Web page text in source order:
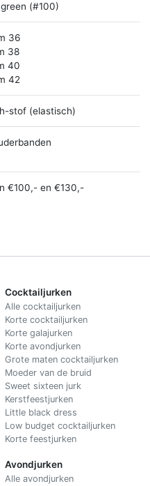
(#100)
36
38
40
42
stof (elastisch)
€100,- en €130,-
Cocktailjurken
Alle cocktailjurken
Korte cocktailjurken
Korte galajurken
Korte avondjurken
Grote maten cocktailjurken
Moeder van de bruid
Sweet sixteen jurk
Kerstfeestjurken
Little black dress
Low budget cocktailjurken
Korte feestjurken
Avondjurken
Alle avondjurken